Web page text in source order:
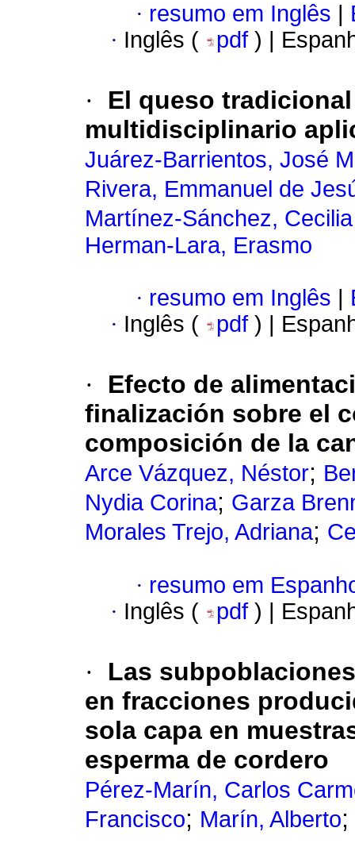
· resumo em Inglês
· Inglês ( pdf ) |
·
El queso
multidisciplinario
Juárez-Barrientos, José
Rivera, Emmanuel de
Martínez-Sánchez,
Herman-Lara, Erasmo
· resumo em Inglês
· Inglês ( pdf ) |
·
Efecto de
finalización sobre el
composición de la
Arce Vázquez, Néstor;
Nydia Corina; Garza
Morales Trejo, Adriana;
· resumo em
· Inglês ( pdf ) |
·
Las
en fracciones
sola capa en
esperma de cordero
Pérez-Marín, Carlos
Francisco; Marín, Alberto;